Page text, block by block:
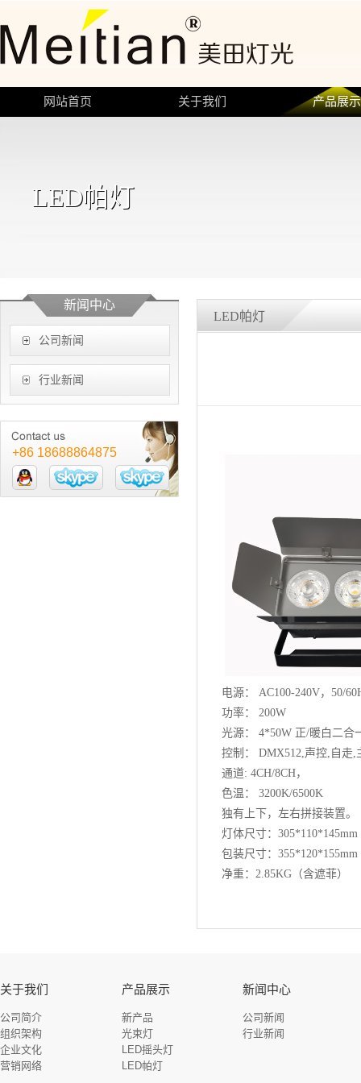
网站首页 关于我们 产品展示
LED帕灯
新闻中心
公司新闻
行业新闻
+86 18688864875
LED帕灯
电源： AC100-240V，50/
功率： 200W
光源： 4*50W 正/暖白二合
控制： DMX512,声控,自走,
通道: 4CH/8CH，
色温： 3200K/6500K
独有上下，左右拼接装置。
灯体尺寸：
包装尺寸：355*120*155mm
净重：2.85KG（含遮菲）
关于我们
公司简介
组织架构
企业文化
营销网络
产品展示
新产品
光束灯
LED摇头灯
LED帕灯
新闻中心
公司新闻
行业新闻